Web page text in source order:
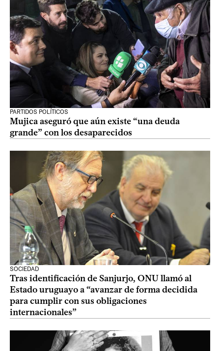
PARTIDOS POLÍTICOS
Mujica aseguró que aún existe “una deuda
grande” con los desaparecidos
SOCIEDAD
Tras identificación de Sanjurjo, ONU llamó al
Estado uruguayo a “avanzar de forma decidida
para cumplir con sus obligaciones
internacionales”